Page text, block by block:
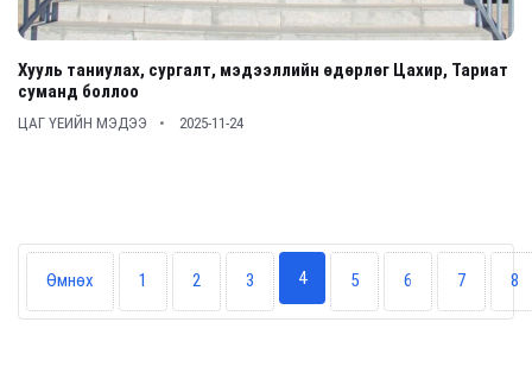
Хууль таниулах, сургалт, мэдээллийн өдөрлөг Цахир, Тариат
суманд боллоо
ЦАГ ҮЕИЙН МЭДЭЭ 2025-11-24
Өмнөх 1 2 3 4 5 6 7 8